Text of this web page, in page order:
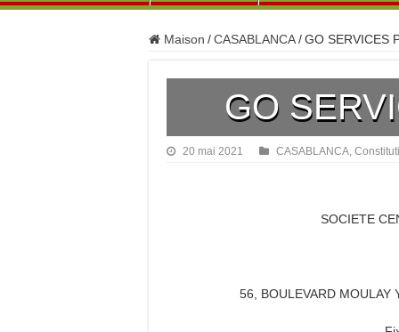
Maison /CASABLANCA/GO SERVICES
GO
20 mai 2021 CASABLANCA,
SOCIETE
56, BOULEVARD MOULAY